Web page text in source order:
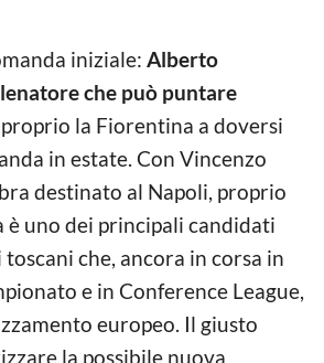
iniziale: Alberto
che può puntare
la Fiorentina a doversi
in estate. Con Vincenzo
destinato al Napoli, proprio
è uno dei principali candidati
che, ancora in corsa in
e in Conference League,
europeo. Il giusto
la possibile nuova